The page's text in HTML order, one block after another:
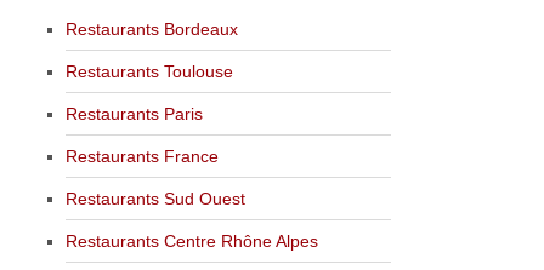
Restaurants Bordeaux
Restaurants Toulouse
Restaurants Paris
Restaurants France
Restaurants Sud Ouest
Restaurants Centre Rhône Alpes